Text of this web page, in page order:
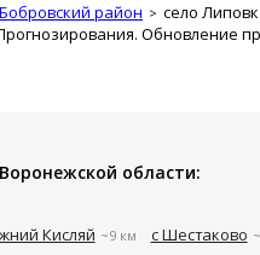
Бобровский район село
Обновление
области:
Кисляй ~9 км с Шестаково